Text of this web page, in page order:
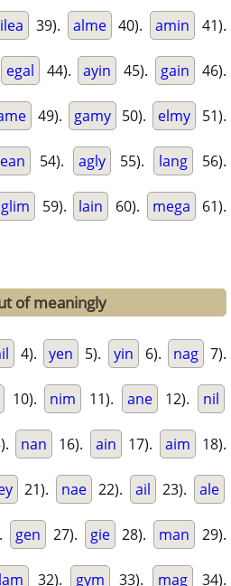
ilea 39). alme 40). amin 41).
egal 44). ayin 45). gain 46).
49). gamy 50). elmy 51).
54). agly 55). lang 56).
glim 59). lain 60). mega 61).
of meaningly
4). yen 5). yin 6). nag 7).
10). nim 11). ane 12). nil
nan 16). ain 17). aim 18).
21). nae 22). ail 23). ale
gen 27). gie 28). man 29).
lam 32). gym 33). mag 34).